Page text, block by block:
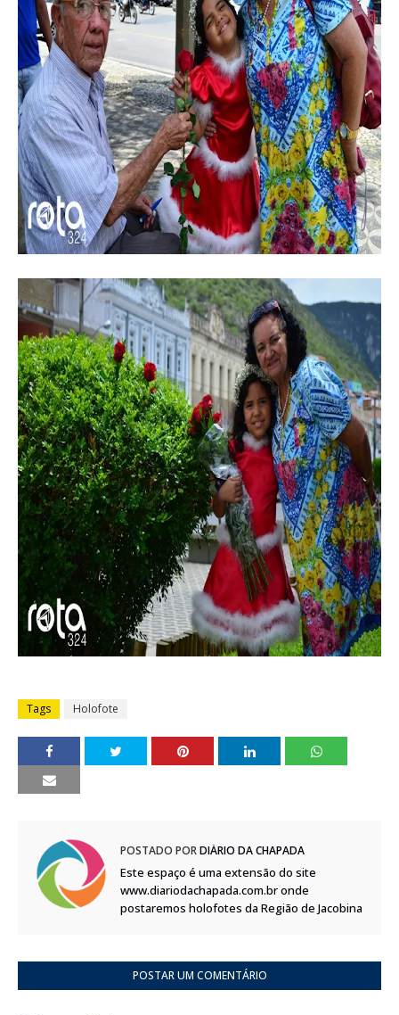
Tags Holofote
POSTADO PORDIÁRIO DA CHAPADA
Este espaço é uma extensão do site
www.diariodachapada.com.br onde
postaremos holofotes da Região de Jacobina
POSTAR UM COMENTÁRIO